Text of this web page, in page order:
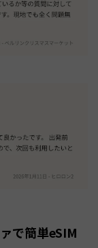
で簡単eSIM